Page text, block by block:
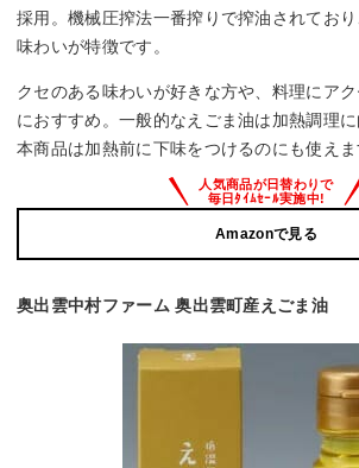
採用。機械圧搾法一番搾りで搾油されてお
味わいが特徴です。
クセのある味わいが好きな方や、料理にア
におすすめ。一般的なえごま油は加熱調理に
本商品は加熱前に下味をつけるのにも使えま
Amazonで見る
奥出雲中村ファーム 奥出雲町産えごま油